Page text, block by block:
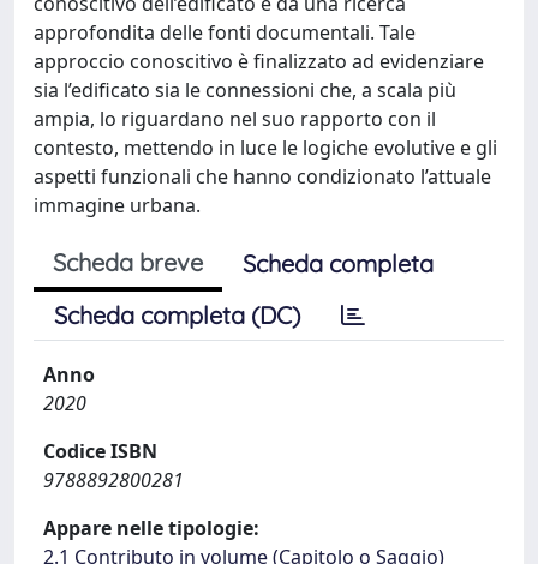
approfondita delle fonti documentali. Tale
approccio conoscitivo è finalizzato ad evidenziare
sia l’edificato sia le connessioni che, a scala più
ampia, lo riguardano nel suo rapporto con il
contesto, mettendo in luce le logiche evolutive e gli
aspetti funzionali che hanno condizionato l’attuale
immagine urbana.
Scheda breve
Scheda completa
Scheda completa (DC)
Anno
2020
Codice ISBN
9788892800281
Appare nelle tipologie:
2.1 Contributo in volume (Capitolo o Saggio)